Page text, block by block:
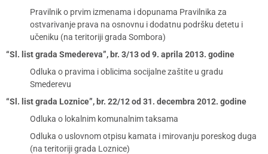
Pravilnik o prvim izmenama i dopunama Pravilnika za
ostvarivanje prava na osnovnu i dodatnu podršku detetu i
učeniku (na teritoriji grada Sombora)
“Sl. list grada Smedereva”, br. 3/13 od 9. aprila 2013. godine
Odluka o pravima i oblicima socijalne zaštite u gradu
Smederevu
“Sl. list grada Loznice”, br. 22/12 od 31. decembra 2012. godine
Odluka o lokalnim komunalnim taksama
Odluka o uslovnom otpisu kamata i mirovanju poreskog duga
(na teritoriji grada Loznice)